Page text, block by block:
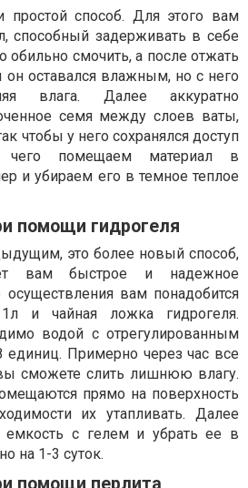
способ. Для этого вам
способный задерживать в себе
обильно смочить, а после отжать
он оставался влажным, но с него
влага. Далее аккуратно
семя между слоев ваты,
чтобы у него сохранялся доступ
помещаем материал в
и убираем его в темное теплое
помощи гидрогеля
это более новый способ,
вам быстрое и надежное
осуществления вам понадобится
и чайная ложка гидрогеля.
водой с отрегулированным
единиц. Примерно через час все
сможете слить лишнюю влагу.
прямо на поверхность
их утапливать. Далее
емкость с гелем и убрать ее в
на 1-3 суток.